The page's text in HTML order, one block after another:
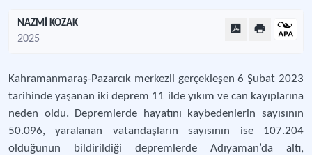
NAZMİ KOZAK
2025
Kahramanmaraş-Pazarcık merkezli gerçekleşen 6 Şubat 2023
tarihinde yaşanan iki deprem 11 ilde yıkım ve can kayıplarına
neden oldu. Depremlerde hayatını kaybedenlerin sayısının
50.096, yaralanan vatandaşların sayısının ise 107.204
olduğunun bildirildiği depremlerde Adıyaman’da altı,